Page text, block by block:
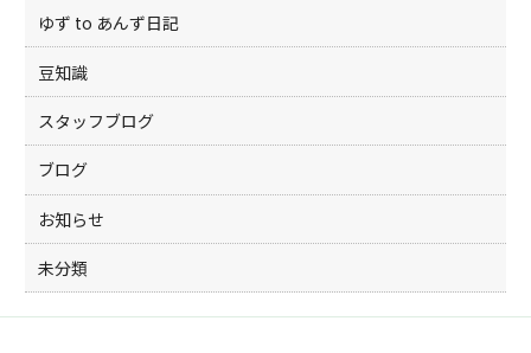
ゆず to あんず日記
豆知識
スタッフブログ
ブログ
お知らせ
未分類